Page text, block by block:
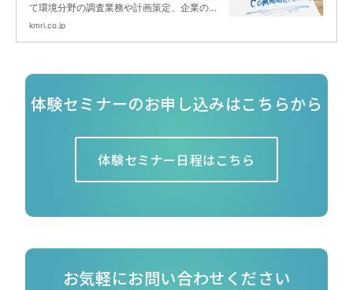
て環境分野の調査業務や計画策定、企業の非
財務分野に対するマネジメントコンサルティ
kmri.co.jp
体験セミナーのお申し込みはこちらから
体験セミナー日程はこちら
お気軽にお問い合わせください